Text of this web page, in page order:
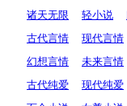
诸天无限
轻小说
古代言情
现代言情
幻想言情
未来言情
古代纯爱
现代纯爱